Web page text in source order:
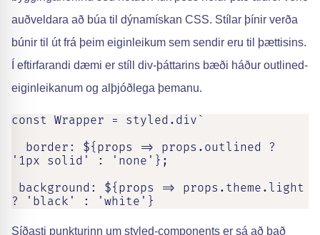
auðveldara að búa til dýnamískan CSS. Stílar þínir verða
búnir til út frá þeim eiginleikum sem sendir eru til þættisins.
Í eftirfarandi dæmi er stíll div-þáttarins bæði háður outlined-
eiginleikanum og alþjóðlega þemanu.
const Wrapper = styled.div`
'1px solid' : 'none'};
? 'black' : 'white'}
Síðasti punkturinn um styled-components er sá að það